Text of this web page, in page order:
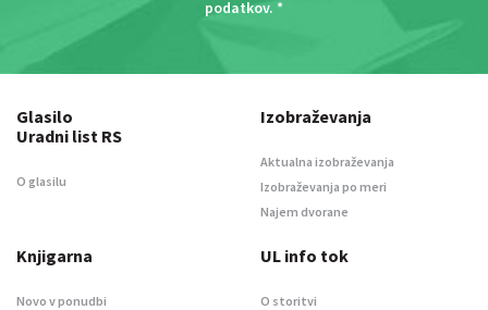
podatkov. *
Glasilo
Uradni list RS
O glasilu
Izobraževanja
Aktualna izobraževanja
Izobraževanja po meri
Najem dvorane
Knjigarna
Novo v ponudbi
UL info tok
O storitvi